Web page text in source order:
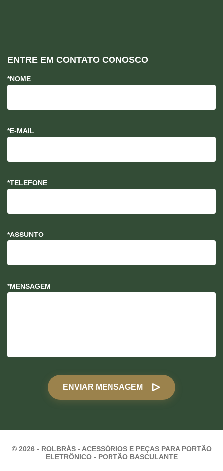
ENTRE EM CONTATO CONOSCO
*NOME
*E-MAIL
*TELEFONE
*ASSUNTO
*MENSAGEM
ENVIAR MENSAGEM
© 2026 - ROLBRÁS - ACESSÓRIOS E PEÇAS PARA PORTÃO
ELETRÔNICO - PORTÃO BASCULANTE